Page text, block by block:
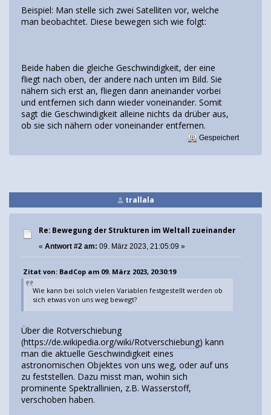
Beispiel: Man stelle sich zwei Satelliten vor, welche
man beobachtet. Diese bewegen sich wie folgt:
Beide haben die gleiche Geschwindigkeit, der eine
fliegt nach oben, der andere nach unten im Bild. Sie
nähern sich erst an, fliegen dann aneinander vorbei
und entfernen sich dann wieder voneinander. Somit
sagt die Geschwindigkeit alleine nichts da drüber aus,
ob sie sich nähern oder voneinander entfernen.
Gespeichert
trallala
Re: Bewegung der Strukturen im Weltall zueinander
« Antwort #2 am: 09. März 2023, 21:05:09 »
Zitat von: BadCop am 09. März 2023, 20:30:19
Wie kann bei solch vielen Variablen festgestellt werden ob
sich etwas von uns weg bewegt?
Über die Rotverschiebung
(https://de.wikipedia.org/wiki/Rotverschiebung) kann
man die aktuelle Geschwindigkeit eines
astronomischen Objektes von uns weg, oder auf uns
zu feststellen. Dazu misst man, wohin sich
prominente Spektrallinien, z.B. Wasserstoff,
verschoben haben.